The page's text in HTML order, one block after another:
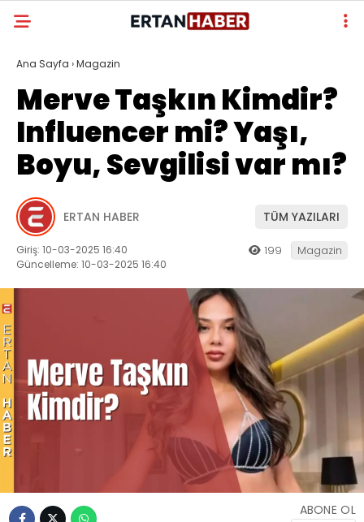
Ana Sayfa ›Magazin
Merve Taşkın Kimdir?
Influencer mi? Yaşı,
Boyu, Sevgilisi var mı?
ERTAN HABER TÜM YAZILARI
Giriş: 10-03-2025 16:40
Güncelleme: 10-03-2025 16:40
199 Magazin
ABONE OL